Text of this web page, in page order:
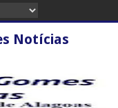
Notícias